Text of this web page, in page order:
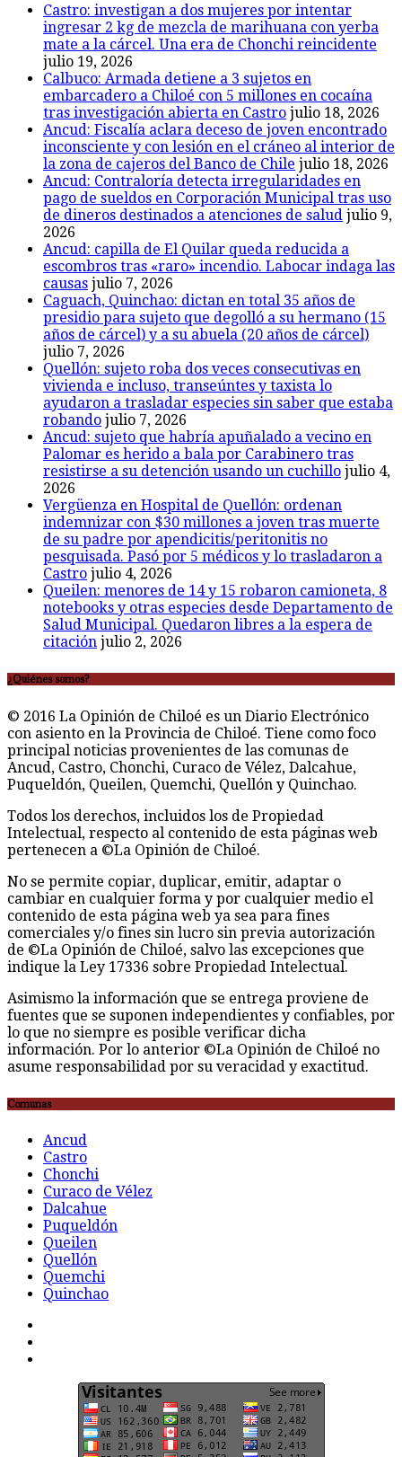
Castro: investigan a dos mujeres por intentar
ingresar 2 kg de mezcla de marihuana con yerba
mate a la cárcel. Una era de Chonchi reincidente
julio 19, 2026
Calbuco: Armada detiene a 3 sujetos en
embarcadero a Chiloé con 5 millones en cocaína
tras investigación abierta en Castro julio 18, 2026
Ancud: Fiscalía aclara deceso de joven encontrado
inconsciente y con lesión en el cráneo al interior de
la zona de cajeros del Banco de Chile julio 18, 2026
Ancud: Contraloría detecta irregularidades en
pago de sueldos en Corporación Municipal tras uso
de dineros destinados a atenciones de salud julio 9,
2026
Ancud: capilla de El Quilar queda reducida a
escombros tras «raro» incendio. Labocar indaga las
causas julio 7, 2026
Caguach, Quinchao: dictan en total 35 años de
presidio para sujeto que degolló a su hermano (15
años de cárcel) y a su abuela (20 años de cárcel)
julio 7, 2026
Quellón: sujeto roba dos veces consecutivas en
vivienda e incluso, transeúntes y taxista lo
ayudaron a trasladar especies sin saber que estaba
robando julio 7, 2026
Ancud: sujeto que habría apuñalado a vecino en
Palomar es herido a bala por Carabinero tras
resistirse a su detención usando un cuchillo julio 4,
2026
Vergüenza en Hospital de Quellón: ordenan
indemnizar con $30 millones a joven tras muerte
de su padre por apendicitis/peritonitis no
pesquisada. Pasó por 5 médicos y lo trasladaron a
Castro julio 4, 2026
Queilen: menores de 14 y 15 robaron camioneta, 8
notebooks y otras especies desde Departamento de
Salud Municipal. Quedaron libres a la espera de
citación julio 2, 2026
¿Quiénes somos?
© 2016 La Opinión de Chiloé es un Diario Electrónico
con asiento en la Provincia de Chiloé. Tiene como foco
principal noticias provenientes de las comunas de
Ancud, Castro, Chonchi, Curaco de Vélez, Dalcahue,
Puqueldón, Queilen, Quemchi, Quellón y Quinchao.
Todos los derechos, incluidos los de Propiedad
Intelectual, respecto al contenido de esta páginas web
pertenecen a ©La Opinión de Chiloé.
No se permite copiar, duplicar, emitir, adaptar o
cambiar en cualquier forma y por cualquier medio el
contenido de esta página web ya sea para fines
comerciales y/o fines sin lucro sin previa autorización
de ©La Opinión de Chiloé, salvo las excepciones que
indique la Ley 17336 sobre Propiedad Intelectual.
Asimismo la información que se entrega proviene de
fuentes que se suponen independientes y confiables, por
lo que no siempre es posible verificar dicha
información. Por lo anterior ©La Opinión de Chiloé no
asume responsabilidad por su veracidad y exactitud.
Comunas
Ancud
Castro
Chonchi
Curaco de Vélez
Dalcahue
Puqueldón
Queilen
Quellón
Quemchi
Quinchao